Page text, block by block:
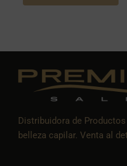
Distribuidora de
belleza capilar. Venta al